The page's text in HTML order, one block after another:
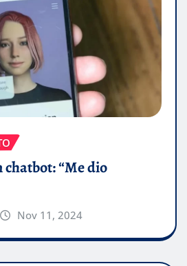
chatbot: “Me dio
Nov 11, 2024